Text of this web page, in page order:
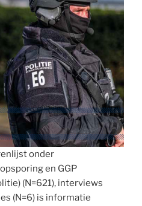
onder
en GGP
(N=621), interviews
(N=6) is informatie